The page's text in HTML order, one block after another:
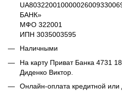
БАНК»
МФО 322001
ИПН 3035003595
Наличными
На карту Приват Банка 4731
Диденко Виктор.
Онлайн-оплата кредитной или